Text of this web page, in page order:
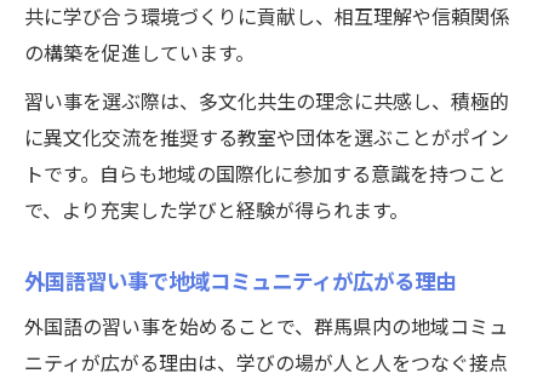
共に学び合う環境づくりに貢献し、相互理解や信頼関係
の構築を促進しています。
習い事を選ぶ際は、多文化共生の理念に共感し、積極的
に異文化交流を推奨する教室や団体を選ぶことがポイン
トです。自らも地域の国際化に参加する意識を持つこと
で、より充実した学びと経験が得られます。
外国語習い事で地域コミュニティが広がる理由
外国語の習い事を始めることで、群馬県内の地域コミュ
ニティが広がる理由は、学びの場が人と人をつなぐ接点